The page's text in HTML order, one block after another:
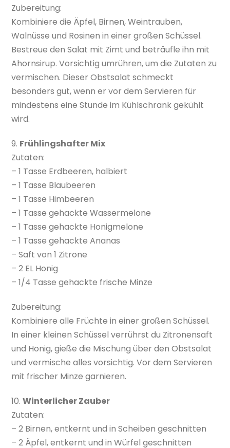
Zubereitung:
Kombiniere die Äpfel, Birnen, Weintrauben,
Walnüsse und Rosinen in einer großen Schüssel.
Bestreue den Salat mit Zimt und beträufle ihn mit
Ahornsirup. Vorsichtig umrühren, um die Zutaten zu
vermischen. Dieser Obstsalat schmeckt
besonders gut, wenn er vor dem Servieren für
mindestens eine Stunde im Kühlschrank gekühlt
wird.
9. Frühlingshafter Mix
Zutaten:
– 1 Tasse Erdbeeren, halbiert
– 1 Tasse Blaubeeren
– 1 Tasse Himbeeren
– 1 Tasse gehackte Wassermelone
– 1 Tasse gehackte Honigmelone
– 1 Tasse gehackte Ananas
– Saft von 1 Zitrone
– 2 EL Honig
– 1/4 Tasse gehackte frische Minze
Zubereitung:
Kombiniere alle Früchte in einer großen Schüssel.
In einer kleinen Schüssel verrührst du Zitronensaft
und Honig, gieße die Mischung über den Obstsalat
und vermische alles vorsichtig. Vor dem Servieren
mit frischer Minze garnieren.
10.Winterlicher Zauber
Zutaten:
– 2 Birnen, entkernt und in Scheiben geschnitten
– 2 Äpfel, entkernt und in Würfel geschnitten